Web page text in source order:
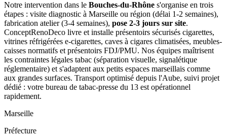
Notre intervention dans le Bouches-du-Rhône s'organise en trois
étapes : visite diagnostic à Marseille ou région (délai 1-2 semaines),
fabrication atelier (3-4 semaines), pose 2-3 jours sur site.
ConceptRenoDeco livre et installe présentoirs sécurisés cigarettes,
vitrines réfrigérées e-cigarettes, caves à cigares climatisées, meubles-
caisses normatifs et présentoirs FDJ/PMU. Nos équipes maîtrisent
les contraintes légales tabac (séparation visuelle, signalétique
réglementaire) et s'adaptent aux petits espaces marseillais comme
aux grandes surfaces. Transport optimisé depuis l'Aube, suivi projet
dédié : votre bureau de tabac-presse du 13 est opérationnel
rapidement.
Marseille
Préfecture